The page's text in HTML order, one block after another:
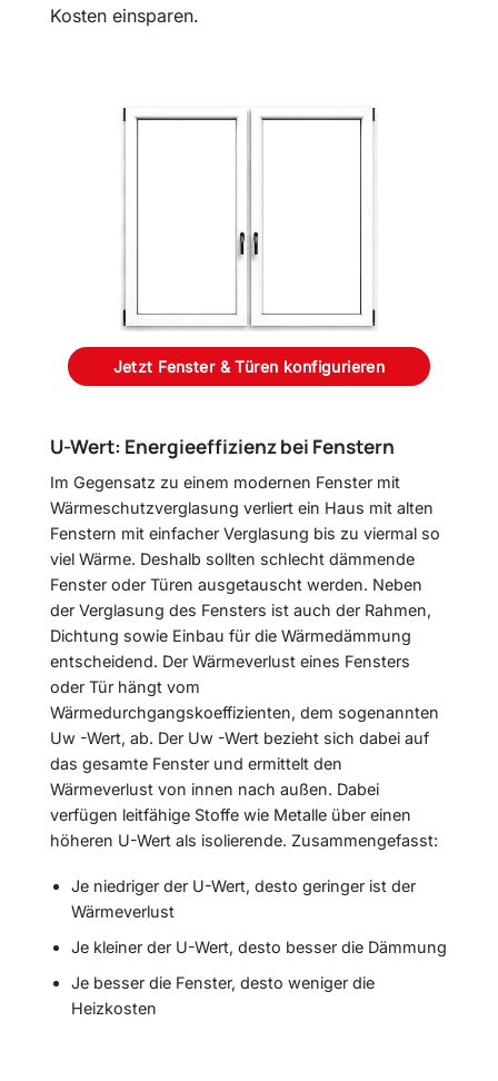
Kosten einsparen.
U-Wert: Energieeffizienz bei Fenstern
Im Gegensatz zu einem modernen Fenster mit
Wärmeschutzverglasung verliert ein Haus mit alten
Fenstern mit einfacher Verglasung bis zu viermal so
viel Wärme. Deshalb sollten schlecht dämmende
Fenster oder Türen ausgetauscht werden. Neben
der Verglasung des Fensters ist auch der Rahmen,
Dichtung sowie Einbau für die Wärmedämmung
entscheidend. Der Wärmeverlust eines Fensters
oder Tür hängt vom
Wärmedurchgangskoeffizienten, dem sogenannten
Uw -Wert, ab. Der Uw -Wert bezieht sich dabei auf
das gesamte Fenster und ermittelt den
Wärmeverlust von innen nach außen. Dabei
verfügen leitfähige Stoffe wie Metalle über einen
höheren U-Wert als isolierende. Zusammengefasst:
Je niedriger der U-Wert, desto geringer ist der
Wärmeverlust
Je kleiner der U-Wert, desto besser die Dämmung
Je besser die Fenster, desto weniger die
Heizkosten
Jetzt Fenster & Türen konfigurieren